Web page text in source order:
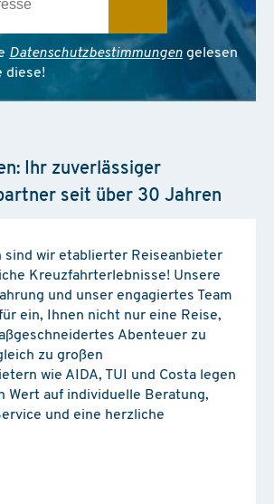
Datenschutzbestimmungen gelesen
diese!
Ihr zuverlässiger
seit über 30 Jahren
sind wir etablierter Reiseanbieter
Kreuzfahrterlebnisse! Unsere
und unser engagiertes Team
ein, Ihnen nicht nur eine Reise,
Abenteuer zu
zu großen
wie AIDA, TUI und Costa legen
Wert auf individuelle Beratung,
und eine herzliche